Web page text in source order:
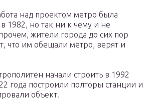
над проектом метро была
1982, но так ни к чему и не
жители города до сих пор
что им обещали метро, верят и
начали строить в 1992
года построили полторы станции и
объект.